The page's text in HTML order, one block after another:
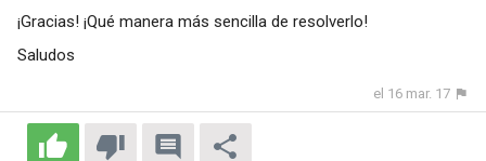
¡Gracias! ¡Qué manera más sencilla de resolverlo!
Saludos
el 16 mar. 17